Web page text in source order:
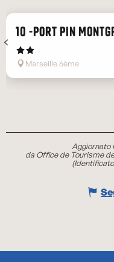
10 -Port Pin
Marseille 6ème
Aggiornato
da Office de Tourisme